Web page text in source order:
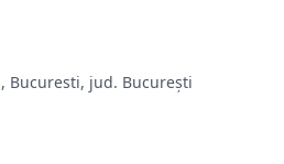
Bucuresti, jud. București